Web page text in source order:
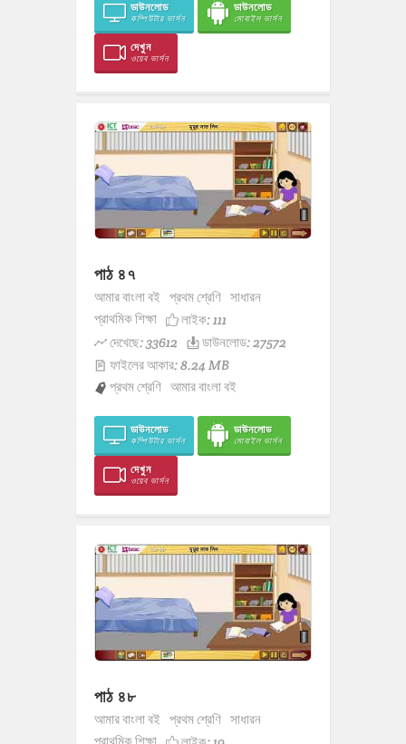
ডাউনলোড
কম্পিউটার ভার্সন
ডাউনলোড
মোবাইল ভার্সন
দেখুন
ওয়েব ভার্সন
পাঠ ৪৭
আমার বাংলা বই প্রথম শ্রেণি সাধারন
প্রাথমিক শিক্ষা
লাইক:111
দেখেছে: 33612
ডাউনলোড: 27572
ফাইলের আকার: 8.24 MB
প্রথম শ্রেণি আমার বাংলা বই
ডাউনলোড
কম্পিউটার ভার্সন
ডাউনলোড
মোবাইল ভার্সন
দেখুন
ওয়েব ভার্সন
পাঠ ৪৮
আমার বাংলা বই প্রথম শ্রেণি সাধারন